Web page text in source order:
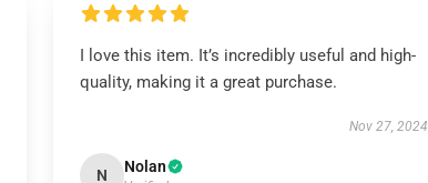
I love this item. It’s incredibly useful and high-
quality, making it a great purchase.
Nov 27, 2024
N Nolan